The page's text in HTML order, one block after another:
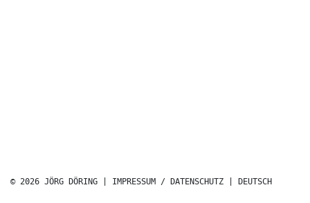
© 2026 JÖRG DÖRING | IMPRESSUM / DATENSCHUTZ DEUTSCH